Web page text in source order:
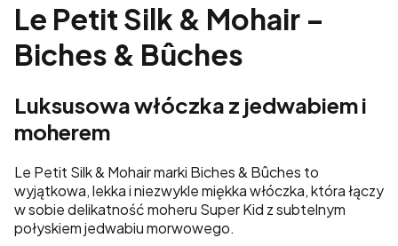
Le Petit Silk & Mohair –
Biches & Bûches
Luksusowa włóczka z jedwabiem i
moherem
Le Petit Silk & Mohair marki Biches & Bûches to
wyjątkowa, lekka i niezwykle miękka włóczka, która łączy
w sobie delikatność moheru Super Kid z subtelnym
połyskiem jedwabiu morwowego.